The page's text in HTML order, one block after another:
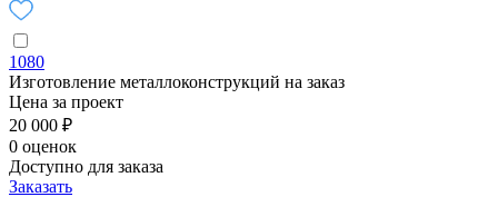
1080
Изготовление металлоконструкций на заказ
Цена за проект
20 000 ₽
0 оценок
Доступно для заказа
Заказать